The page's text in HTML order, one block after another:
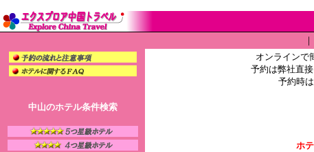
｜
中山のホテル条件検索
オンラインで
予約は弊社直
予約時
ホ